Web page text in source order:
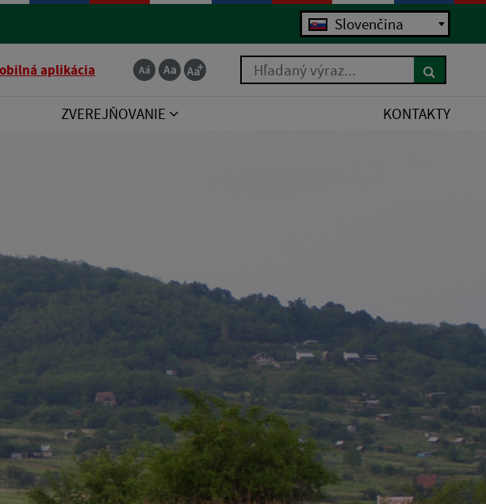
Slovenčina
aplikácia Hľadaný výraz...
ZVEREJŇOVANIE KONTAKTY